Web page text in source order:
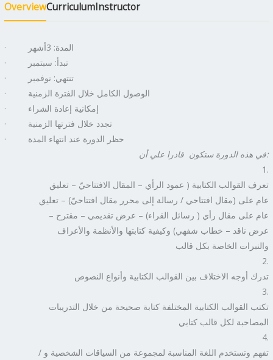
OverviewCurriculumInstructor
· المدة: 3أشهر
· تبدأ: سبتمبر
· تنتهي: نوفمبر
· الوصول الكامل خلال الفترة الزمنية
· إمكانية إعادة الشراء
· تجدد خلال فترتها الزمنية
· حظر الدورة عند انتهاء المدة
في هذه الدورة ستكون قادرا علي أن:
تعرف القوالب الكتابية ( عمود الرأي – المقال الافتتاحيّ – تعليق
عام على (مقال افتتاحي / رسالة إلى محرر مقال افتتاحيّ) – تعليق
عام على مقال رأي ( رسائل القراء) – عرض تقديمي – مقترح –
عرض ناقد – خطاب شفهي) وكيفية كتابتها والأنظمة والأعراف
والنبرات الخاصة بكل قالب
تدرك أوجه الاختلاف بين القوالب الكتابية وأنواع النصوص
تكتب القوالب الكتابية المختلفة كتابة صحيحة من خلال التدريبات
المصاحبة لكل قالب كتابي
تفهم وتستخدم اللغة المناسبة لمجموعة من السياقات الشخصية و /